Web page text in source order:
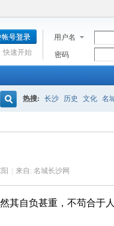
用户名
密码
快速开始
索
热搜: 长沙 历史 文化 名
来自: 名城长沙网
其自负甚重，不苟合于人